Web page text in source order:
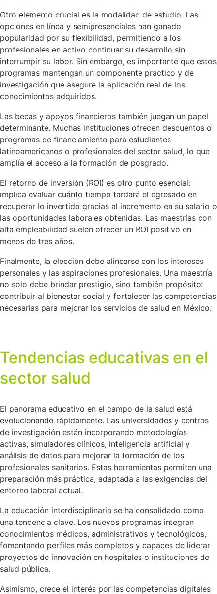
Otro elemento crucial es la modalidad de estudio. Las
opciones en línea y semipresenciales han ganado
popularidad por su flexibilidad, permitiendo a los
profesionales en activo continuar su desarrollo sin
interrumpir su labor. Sin embargo, es importante que estos
programas mantengan un componente práctico y de
investigación que asegure la aplicación real de los
conocimientos adquiridos.
Las becas y apoyos financieros también juegan un papel
determinante. Muchas instituciones ofrecen descuentos o
programas de financiamiento para estudiantes
latinoamericanos o profesionales del sector salud, lo que
amplía el acceso a la formación de posgrado.
El retorno de inversión (ROI) es otro punto esencial:
implica evaluar cuánto tiempo tardará el egresado en
recuperar lo invertido gracias al incremento en su salario o
las oportunidades laborales obtenidas. Las maestrías con
alta empleabilidad suelen ofrecer un ROI positivo en
menos de tres años.
Finalmente, la elección debe alinearse con los intereses
personales y las aspiraciones profesionales. Una maestría
no solo debe brindar prestigio, sino también propósito:
contribuir al bienestar social y fortalecer las competencias
necesarias para mejorar los servicios de salud en México.
Tendencias educativas en el
sector salud
El panorama educativo en el campo de la salud está
evolucionando rápidamente. Las universidades y centros
de investigación están incorporando metodologías
activas, simuladores clínicos, inteligencia artificial y
análisis de datos para mejorar la formación de los
profesionales sanitarios. Estas herramientas permiten una
preparación más práctica, adaptada a las exigencias del
entorno laboral actual.
La educación interdisciplinaria se ha consolidado como
una tendencia clave. Los nuevos programas integran
conocimientos médicos, administrativos y tecnológicos,
fomentando perfiles más completos y capaces de liderar
proyectos de innovación en hospitales o instituciones de
salud pública.
Asimismo, crece el interés por las competencias digitales